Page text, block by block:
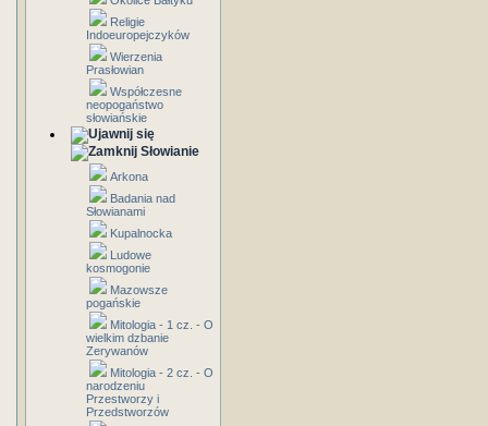
Religie
Indoeuropejczyków
Wierzenia
Prasłowian
Współczesne
neopogaństwo
słowiańskie
Słowianie
Arkona
Badania nad
Słowianami
Kupalnocka
Ludowe
kosmogonie
Mazowsze
pogańskie
Mitologia - 1 cz. - O
wielkim dzbanie
Zerywanów
Mitologia - 2 cz. - O
narodzeniu
Przestworzy i
Przedstworzów